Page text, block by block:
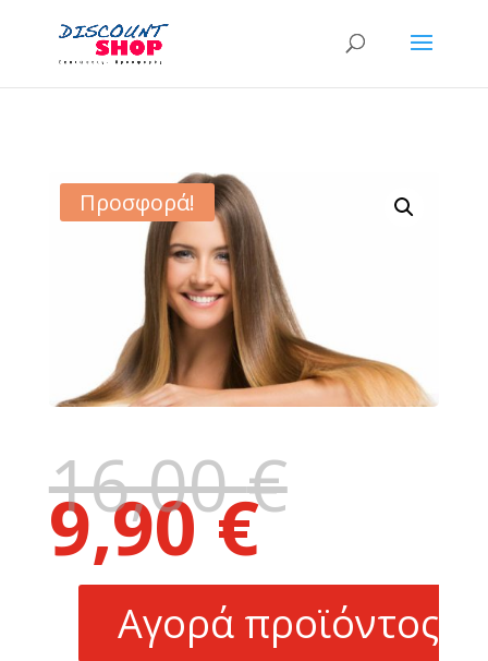
Προσφορά!
16,00€Original
9,90€ Η
τιμή
είναι:
9,90 €.
Αγορά προϊόντος